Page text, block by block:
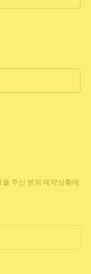
주신 분의 예약상황에